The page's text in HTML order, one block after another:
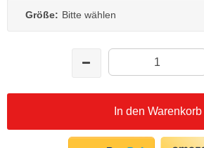
Größe: Bitte wählen
In den Warenkorb